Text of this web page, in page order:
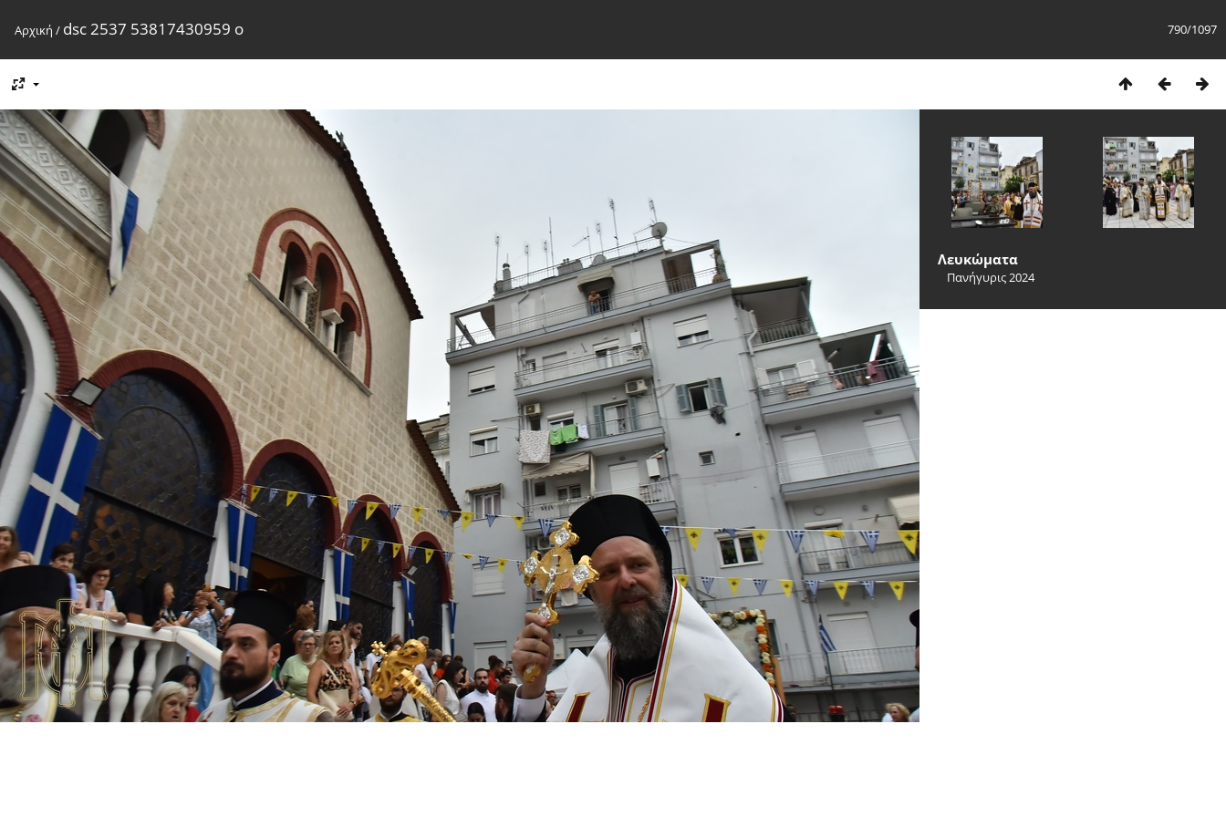
790/1097
Αρχική / dsc 2537 53817430959 o
Λευκώματα
Πανήγυρις 2024